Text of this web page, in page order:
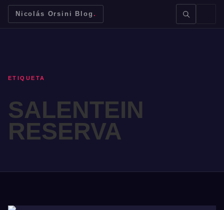
Nicolás Orsini Blog .
ETIQUETA
SALENTEIN
RESERVA